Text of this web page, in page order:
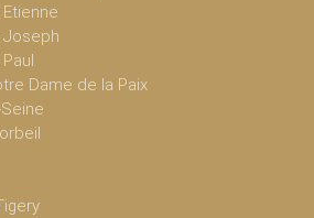
Joseph
Dame de la Paix